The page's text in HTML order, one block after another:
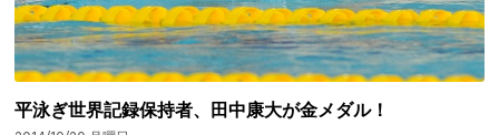
平泳ぎ世界記録保持者、田中康大が金メダル！